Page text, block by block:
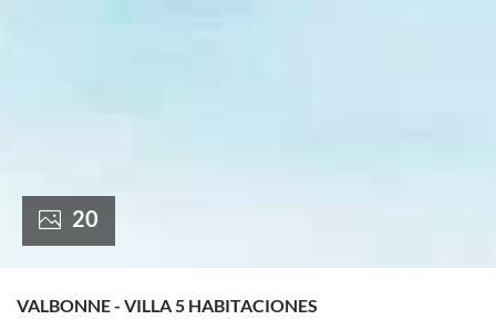
20
VALBONNE - VILLA 5 HABITACIONES
France +(33)